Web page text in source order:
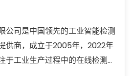
公司是中国领先的工业智能检测
供商，成立于2005年，2022年
于工业生产过程中的在线检测、